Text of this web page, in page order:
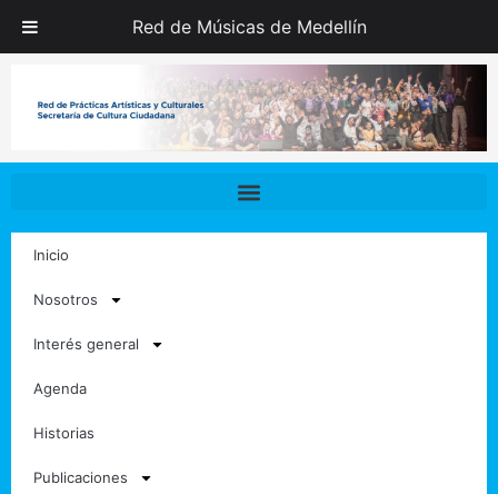
Red de Músicas de Medellín
Inicio
Nosotros
Interés general
Agenda
Historias
Publicaciones